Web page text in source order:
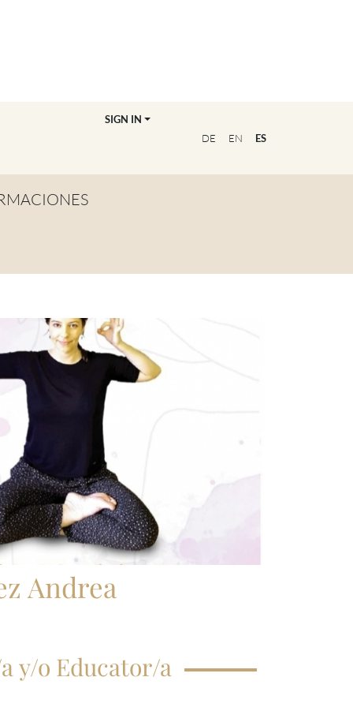
DE EN ES
SIGN IN
EN
A TU
A
CLASE
Andrea
y/o Educator/a